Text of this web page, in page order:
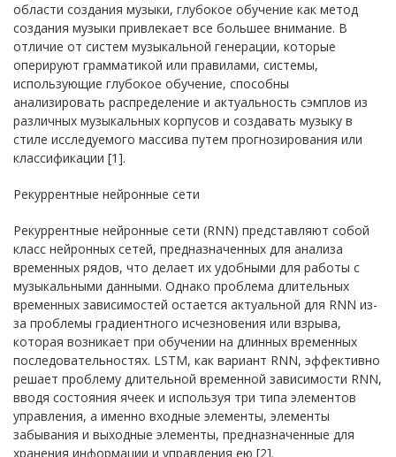
области создания музыки, глубокое обучение как метод
создания музыки привлекает все большее внимание. В
отличие от систем музыкальной генерации, которые
оперируют грамматикой или правилами, системы,
использующие глубокое обучение, способны
анализировать распределение и актуальность сэмплов из
различных музыкальных корпусов и создавать музыку в
стиле исследуемого массива путем прогнозирования или
классификации [1].
Рекуррентные нейронные сети
Рекуррентные нейронные сети (RNN) представляют собой
класс нейронных сетей, предназначенных для анализа
временных рядов, что делает их удобными для работы с
музыкальными данными. Однако проблема длительных
временных зависимостей остается актуальной для RNN из-
за проблемы градиентного исчезновения или взрыва,
которая возникает при обучении на длинных временных
последовательностях. LSTM, как вариант RNN, эффективно
решает проблему длительной временной зависимости RNN,
вводя состояния ячеек и используя три типа элементов
управления, а именно входные элементы, элементы
забывания и выходные элементы, предназначенные для
хранения информации и управления ею [2].